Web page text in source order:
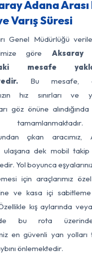
Adana Arası
Varış Süresi
Genel Müdürlüğü
göre
mesafe
Bu mesafe,
hız sınırları ve
göz önüne
çıkan aracımız,
ulaşana dek mobil
Yol boyunca
için araçlarımız
ve kasa içi sabitleme
kış aylarında
bu rota
en güvenli yan yolları
önlemektedir.